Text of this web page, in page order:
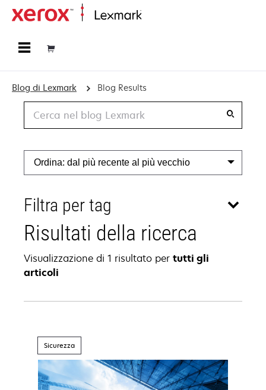
Blog di Lexmark Blog Results
Ordina: dal più recente al più vecchio
Filtra per tag
Risultati della ricerca
Visualizzazione di 1 risultato per tutti gli
articoli
Sicurezza